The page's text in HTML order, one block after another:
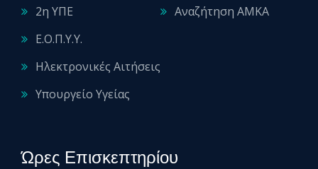
2η ΥΠΕ
Ε.Ο.Π.Υ.Υ.
Ηλεκτρονικές Αιτήσεις
Υπουργείο Υγείας
Αναζήτηση ΑΜΚΑ
Ώρες Επισκεπτηρίου